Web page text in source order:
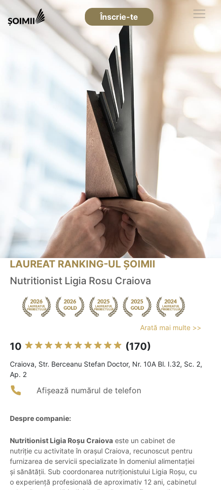
Înscrie-te
LAUREAT RANKING-UL ȘOIMII
Nutritionist Ligia Rosu Craiova
Arată mai multe >>
10 (170)
Craiova, Str. Berceanu Stefan Doctor, Nr. 10A Bl. I.32, Sc. 2,
Ap. 2
Afișează numărul de telefon
Despre companie:
Nutritionist Ligia Roșu Craiova este un cabinet de
nutriție cu activitate în orașul Craiova, recunoscut pentru
furnizarea de servicii specializate în domeniul alimentației
și sănătății. Sub coordonarea nutriționistului Ligia Roșu, cu
o experiență profesională de aproximativ 12 ani, cabinetul